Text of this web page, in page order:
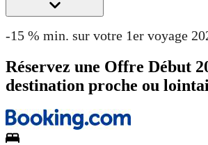
-15 % min. sur votre 1er voyage
Réservez une Offre Début
destination proche ou